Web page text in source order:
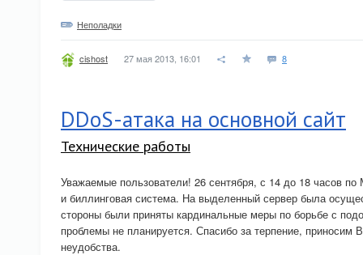
Неполадки
cishost 27 мая 2013, 16:01 8
DDoS-атака на основной сайт
Технические работы
Уважаемые пользователи! 26 сентября, с 14 до 18 часов
и биллинговая система. На выделенный сервер была
стороны были приняты кардинальные меры по борьбе с
проблемы не планируется. Спасибо за терпение, приносим
неудобства.